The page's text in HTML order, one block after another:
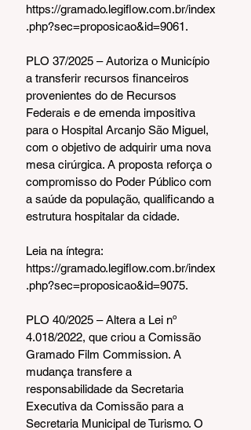
https://gramado.legiflow.com.br/index
.php?sec=proposicao&id=9061.
PLO 37/2025 – Autoriza o Município
a transferir recursos financeiros
provenientes do de Recursos
Federais e de emenda impositiva
para o Hospital Arcanjo São Miguel,
com o objetivo de adquirir uma nova
mesa cirúrgica. A proposta reforça o
compromisso do Poder Público com
a saúde da população, qualificando a
estrutura hospitalar da cidade.
Leia na íntegra:
https://gramado.legiflow.com.br/index
.php?sec=proposicao&id=9075.
PLO 40/2025 – Altera a Lei nº
4.018/2022, que criou a Comissão
Gramado Film Commission. A
mudança transfere a
responsabilidade da Secretaria
Executiva da Comissão para a
Secretaria Municipal de Turismo. O